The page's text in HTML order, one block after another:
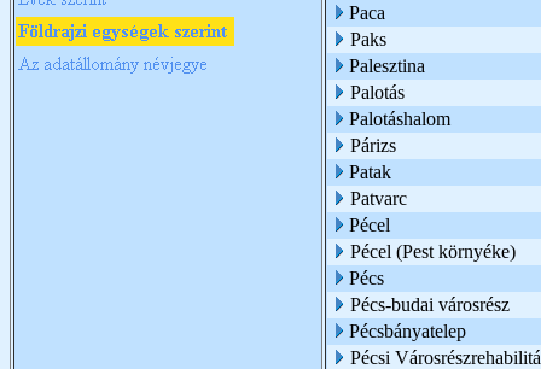
Paca
Paks
Palesztina
Palotás
Palotáshalom
Párizs
Patak
Patvarc
Pécel
Pécel (Pest környéke)
Pécs
Pécs-budai városrész
Pécsbányatelep
Pécsi